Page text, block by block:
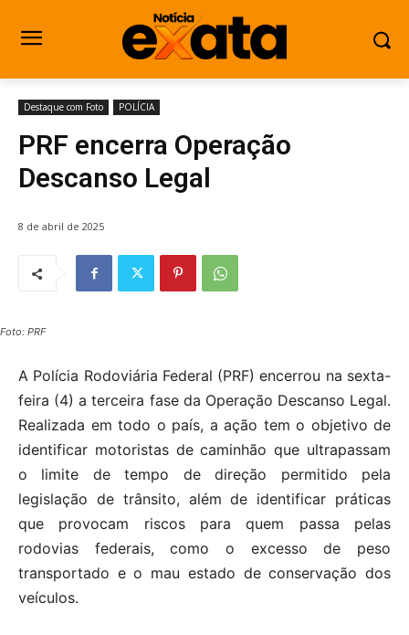
Destaque com Foto POLÍCIA
PRF encerra Operação
Descanso Legal
8 de abril de 2025
Foto: PRF
A Polícia Rodoviária Federal (PRF) encerrou na sexta-
feira (4) a terceira fase da Operação Descanso Legal.
Realizada em todo o país, a ação tem o objetivo de
identificar motoristas de caminhão que ultrapassam
o limite de tempo de direção permitido pela
legislação de trânsito, além de identificar práticas
que provocam riscos para quem passa pelas
rodovias federais, como o excesso de peso
transportado e o mau estado de conservação dos
veículos.